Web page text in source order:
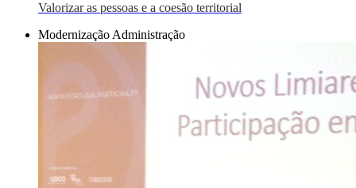
Valorizar as pessoas e a coesão territorial
Modernização Administração